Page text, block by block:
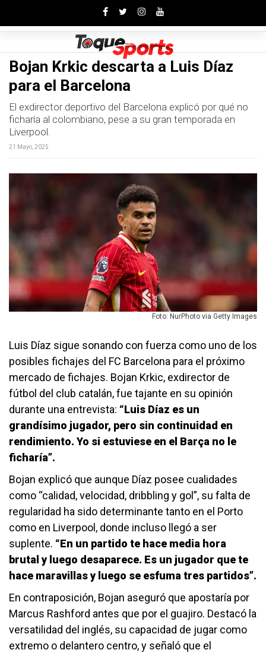
Bojan Krkic descarta a Luis Díaz
para el Barcelona
El exdirector deportivo del Barcelona explicó por qué no
ficharía al colombiano, pese a su gran temporada en
Liverpool.
21 Mayo, 2025
Foto: NurPhoto via Getty Images
Luis Díaz sigue sonando con fuerza como uno de los
posibles fichajes del FC Barcelona para el próximo
mercado de fichajes. Bojan Krkic, exdirector de
fútbol del club catalán, fue tajante en su opinión
durante una entrevista: “Luis Díaz es un
grandísimo jugador, pero sin continuidad en
rendimiento. Yo si estuviese en el Barça no le
ficharía”.
Bojan explicó que aunque Díaz posee cualidades
como “calidad, velocidad, dribbling y gol”, su falta de
regularidad ha sido determinante tanto en el Porto
como en Liverpool, donde incluso llegó a ser
suplente. “En un partido te hace media hora
brutal y luego desaparece. Es un jugador que te
hace maravillas y luego se esfuma tres partidos”.
En contraposición, Bojan aseguró que apostaría por
Marcus Rashford antes que por el guajiro. Destacó la
versatilidad del inglés, su capacidad de jugar como
extremo o delantero centro, y señaló que el